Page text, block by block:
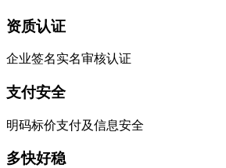
资质认证
企业签名实名审核认证
支付安全
明码标价支付及信息安全
多快好稳